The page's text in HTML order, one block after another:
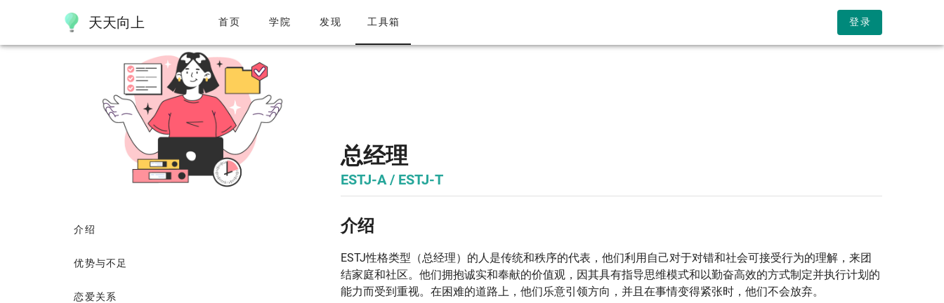
天天向上 首页 学院 发现 工具箱 登录
首页 / 工具箱 MBTI+ 性格测试 性格类型 / ESTJ性格（总经理） 所有性格类型
总经理
ESTJ-A / ESTJ-T
介绍
优势与不足
恋爱关系
介绍
ESTJ性格类型（总经理）的人是传统和秩序的代表，他们利用自己对于对错和社会可接受行为的理解，来团
结家庭和社区。他们拥抱诚实和奉献的价值观，因其具有指导思维模式和以勤奋高效的方式制定并执行计划的
能力而受到重视。在困难的道路上，他们乐意引领方向，并且在事情变得紧张时，他们不会放弃。